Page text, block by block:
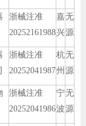
浙械注准
20252161988
嘉
兴
无
源
浙械注准
20252041987
杭
州
无
源
浙械注准
20252041986
宁
波
无
源